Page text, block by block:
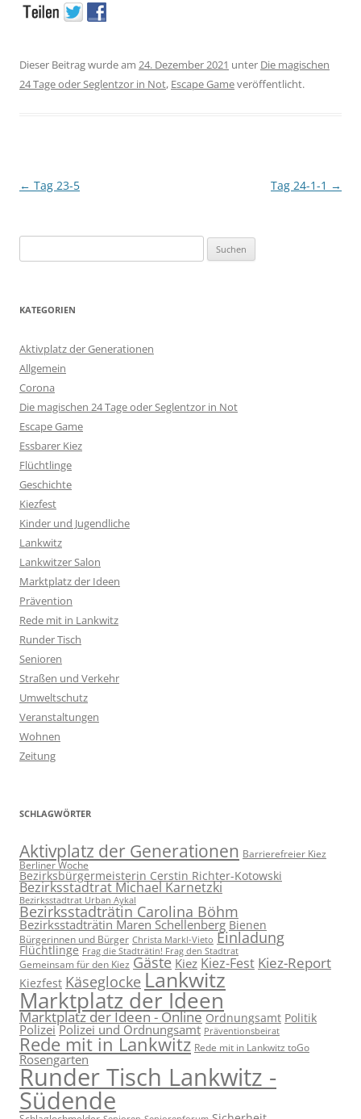
Dieser Beitrag wurde am 24. Dezember 2021 unter Die magischen
24 Tage oder Seglentzor in Not, Escape Gameveröffentlicht.
Beitragsnavigation
← Tag 23-5 Tag 24-1-1 →
nach:
KATEGORIEN
Aktivplatz der Generationen
Allgemein
Corona
Die magischen 24 Tage oder Seglentzor in Not
Escape Game
Essbarer Kiez
Flüchtlinge
Geschichte
Kiezfest
Kinder und Jugendliche
Lankwitz
Lankwitzer Salon
Marktplatz der Ideen
Prävention
Rede mit in Lankwitz
Runder Tisch
Senioren
Straßen und Verkehr
Umweltschutz
Veranstaltungen
Wohnen
Zeitung
SCHLAGWÖRTER
Aktivplatz der Generationen Barrierefreier Kiez
Berliner Woche
Bezirksbürgermeisterin Cerstin Richter-Kotowski
Bezirksstadtrat Michael Karnetzki
Bezirksstadtrat Urban Aykal
Bezirksstadträtin Carolina Böhm
Bezirksstadträtin Maren Schellenberg Bienen
Bürgerinnen und Bürger Christa Markl-Vieto Einladung
Flüchtlinge Frag die Stadträtin! Frag den Stadtrat
Gemeinsam für den Kiez Gäste Kiez Kiez-Fest Kiez-Report
Kiezfest Käseglocke Lankwitz
Marktplatz der Ideen
Marktplatz der Ideen - Online Ordnungsamt Politik
Polizei Polizei und Ordnungsamt Präventionsbeirat
Rede mit in Lankwitz Rede mit in Lankwitz toGo
Rosengarten
Runder Tisch Lankwitz -
Südende